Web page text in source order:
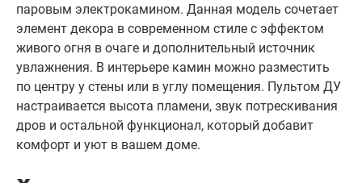
паровым электрокамином. Данная модель сочетает
элемент декора в современном стиле с эффектом
живого огня в очаге и дополнительный источник
увлажнения. В интерьере камин можно разместить
по центру у стены или в углу помещения. Пультом ДУ
настраивается высота пламени, звук потрескивания
дров и остальной функционал, который добавит
комфорт и уют в вашем доме.